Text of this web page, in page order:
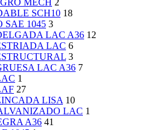
MECH 2
SCH10 18
SAE 1045 3
LAC A36 12
LAC 6
3
LAC A36 7
1
27
LISA 10
LAC 1
A36 41